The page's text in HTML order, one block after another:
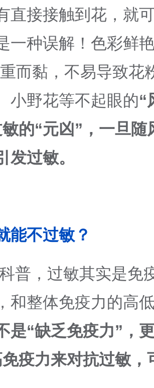
直接接触到花，就
一种误解！色彩鲜
而黏，不易导致花
小野花等不起眼的“
的“元凶”，一旦随
过敏。
能不过敏？
普，过敏其实是免
和整体免疫力的高
是“缺乏免疫力”，
疫力来对抗过敏，